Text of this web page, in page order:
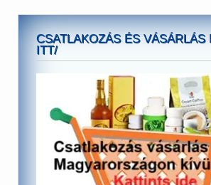
CSATLAKOZÁS ÉS VÁSÁRLÁS
ITT/